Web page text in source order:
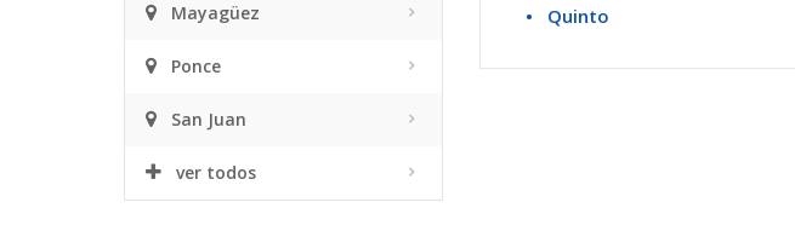
Mayagüez
Ponce
San Juan
ver todos
• Quinto